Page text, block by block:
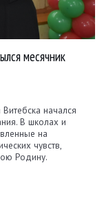
месячник
начался
В школах и
на
чувств,
Родину.